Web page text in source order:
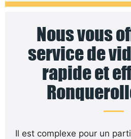
Nous vous
service de
rapide et
Il est complexe pour un